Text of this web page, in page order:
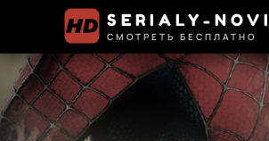
SERIALY-
СМОТРЕТЬ БЕСПЛАТНО